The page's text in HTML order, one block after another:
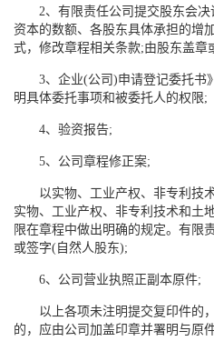
2、有限责任公司提交股东会决
资本的数额、各股东具体承担的增
式，修改章程相关条款;由股东盖章
3、企业(公司)申请登记委托书
明具体委托事项和被委托人的权限;
4、验资报告;
5、公司章程修正案;
以实物、工业产权、非专利技术
实物、工业产权、非专利技术和土
限在章程中做出明确的规定。有限
或签字(自然人股东);
6、公司营业执照正副本原件;
以上各项未注明提交复印件的
的，应由公司加盖印章并署明与原件